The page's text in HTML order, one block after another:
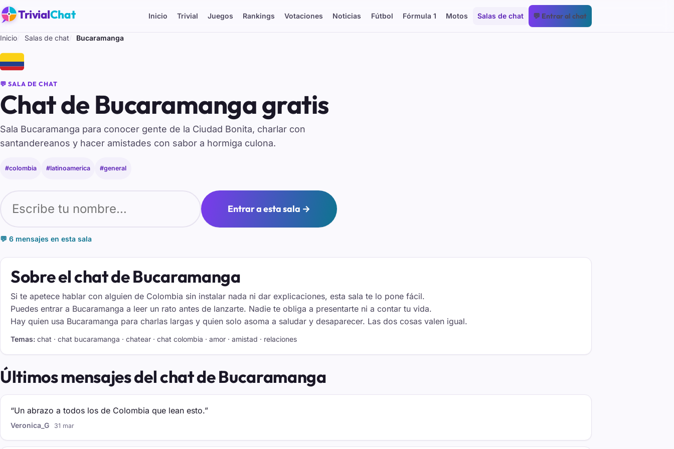
TrivialChat Inicio Trivial Juegos Rankings Votaciones Noticias Fútbol Fórmula 1 Motos Salas de chat 💬 Entrar al chat
Inicio Salas de chat Bucaramanga
🇨🇴
💬 SALA DE CHAT
Chat de Bucaramanga gratis
Sala Bucaramanga para conocer gente de la Ciudad Bonita, charlar con
santandereanos y hacer amistades con sabor a hormiga culona.
#colombia #latinoamerica #general
Entrar a esta sala →
💬 6 mensajes en esta sala
Sobre el chat de Bucaramanga
Si te apetece hablar con alguien de Colombia sin instalar nada ni dar explicaciones, esta sala te lo pone fácil.
Puedes entrar a Bucaramanga a leer un rato antes de lanzarte. Nadie te obliga a presentarte ni a contar tu vida.
Hay quien usa Bucaramanga para charlas largas y quien solo asoma a saludar y desaparecer. Las dos cosas valen igual.
Temas: chat · chat bucaramanga · chatear · chat colombia · amor · amistad · relaciones
Últimos mensajes del chat de Bucaramanga
“Un abrazo a todos los de Colombia que lean esto.”
Veronica_G 31 mar